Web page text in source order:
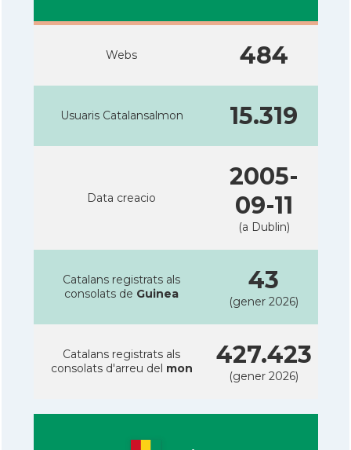
Webs 484
Usuaris Catalansalmon 15.319
Data creacio
2005-
09-11
(a Dublin)
Catalans registrats als
consolats de Guinea 43
(gener 2026)
Catalans registrats als
consolats d'arreu del mon 427.423
(gener 2026)